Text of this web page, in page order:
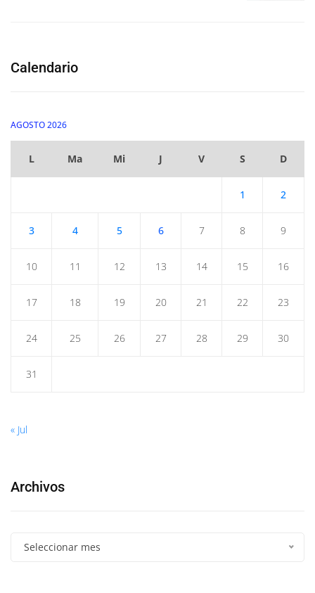
Calendario
AGOSTO 2026
L Ma Mi J V S D
1 2
3 4 5 6 7 8 9
10 11 12 13 14 15 16
17 18 19 20 21 22 23
24 25 26 27 28 29 30
31
« Jul
Archivos
Seleccionar mes